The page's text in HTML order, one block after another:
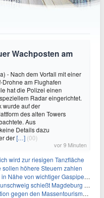
Wachposten am
- Nach dem Vorfall mit einer
Drohne am Flughafen
hat die Polizei einen
Radar eingerichtet.
wurde auf der
des alten Towers
Aus
Details dazu
der[…] (00)
vor 9 Minuten
wird zur riesigen Tanzfläche
sollen höhere Steuern zahlen
von wichtiger Gaspipeline explodiert
schießt Magdeburg ab
den Massentourismus auf Mallorca